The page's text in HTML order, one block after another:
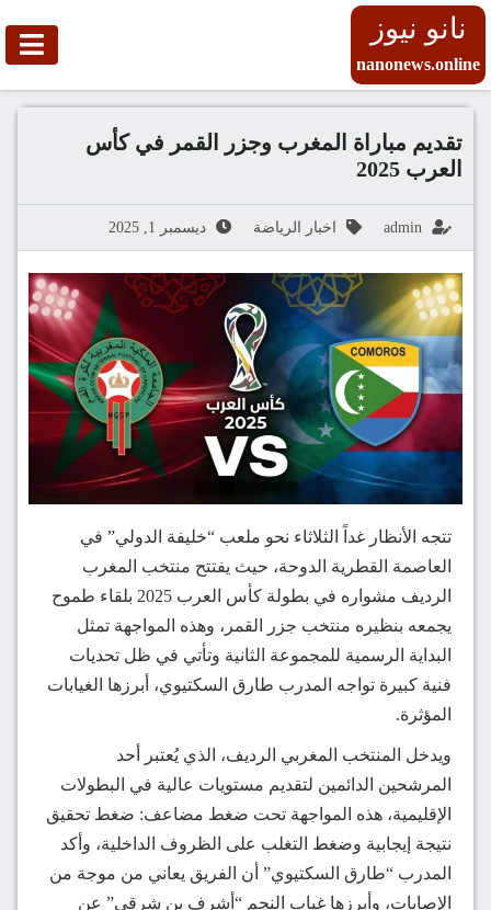
نانو نيوز
nanonews.online
تقديم مباراة المغرب وجزر القمر في كأس
العرب 2025
admin اخبار الرياضة ديسمبر 1, 2025
تتجه الأنظار غداً الثلاثاء نحو ملعب “خليفة الدولي” في
العاصمة القطرية الدوحة، حيث يفتتح منتخب المغرب
الرديف مشواره في بطولة كأس العرب 2025 بلقاء طموح
يجمعه بنظيره منتخب جزر القمر، وهذه المواجهة تمثل
البداية الرسمية للمجموعة الثانية وتأتي في ظل تحديات
فنية كبيرة تواجه المدرب طارق السكتيوي، أبرزها الغيابات
المؤثرة.
ويدخل المنتخب المغربي الرديف، الذي يُعتبر أحد
المرشحين الدائمين لتقديم مستويات عالية في البطولات
الإقليمية، هذه المواجهة تحت ضغط مضاعف: ضغط تحقيق
نتيجة إيجابية وضغط التغلب على الظروف الداخلية، وأكد
المدرب “طارق السكتيوي” أن الفريق يعاني من موجة من
الإصابات، وأبرزها غياب النجم “أشرف بن شرقي” عن